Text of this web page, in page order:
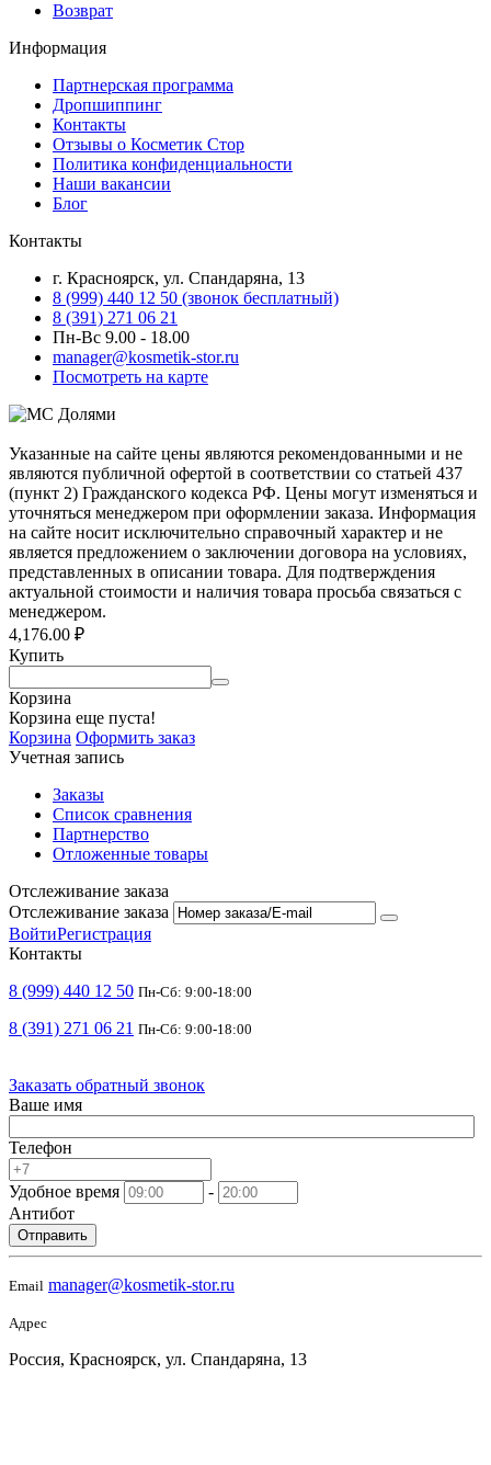
Возврат
Информация
Партнерская программа
Дропшиппинг
Контакты
Отзывы о Косметик Стор
Политика конфиденциальности
Наши вакансии
Блог
Контакты
г. Красноярск, ул. Спандаряна, 13
8 (999) 440 12 50 (звонок бесплатный)
8 (391) 271 06 21
Пн-Вс 9.00 - 18.00
manager@kosmetik-stor.ru
Посмотреть на карте
Указанные на сайте цены являются рекомендованными и не
являются публичной офертой в соответствии со статьей 437
(пункт 2) Гражданского кодекса РФ. Цены могут изменяться и
уточняться менеджером при оформлении заказа. Информация
на сайте носит исключительно справочный характер и не
является предложением о заключении договора на условиях,
представленных в описании товара. Для подтверждения
актуальной стоимости и наличия товара просьба связаться с
менеджером.
4,176.00 ₽
Купить
Корзина
Корзина еще пуста!
Корзина Оформить заказ
Учетная запись
Заказы
Список сравнения
Партнерство
Отложенные товары
Отслеживание заказа
Отслеживание заказа
ВойтиРегистрация
Контакты
8 (999) 440 12 50 Пн-Сб: 9:00-18:00
8 (391) 271 06 21 Пн-Сб: 9:00-18:00
Заказать обратный звонок
Ваше имя
Телефон
Удобное время
-
Антибот
Отправить
Email manager@kosmetik-stor.ru
Адрес
Россия, Красноярск, ул. Спандаряна, 13